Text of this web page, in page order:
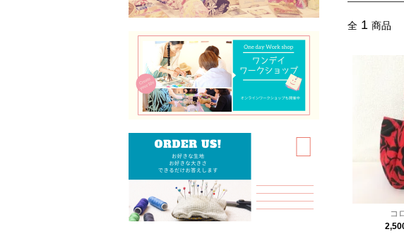
全 1 商品
コ